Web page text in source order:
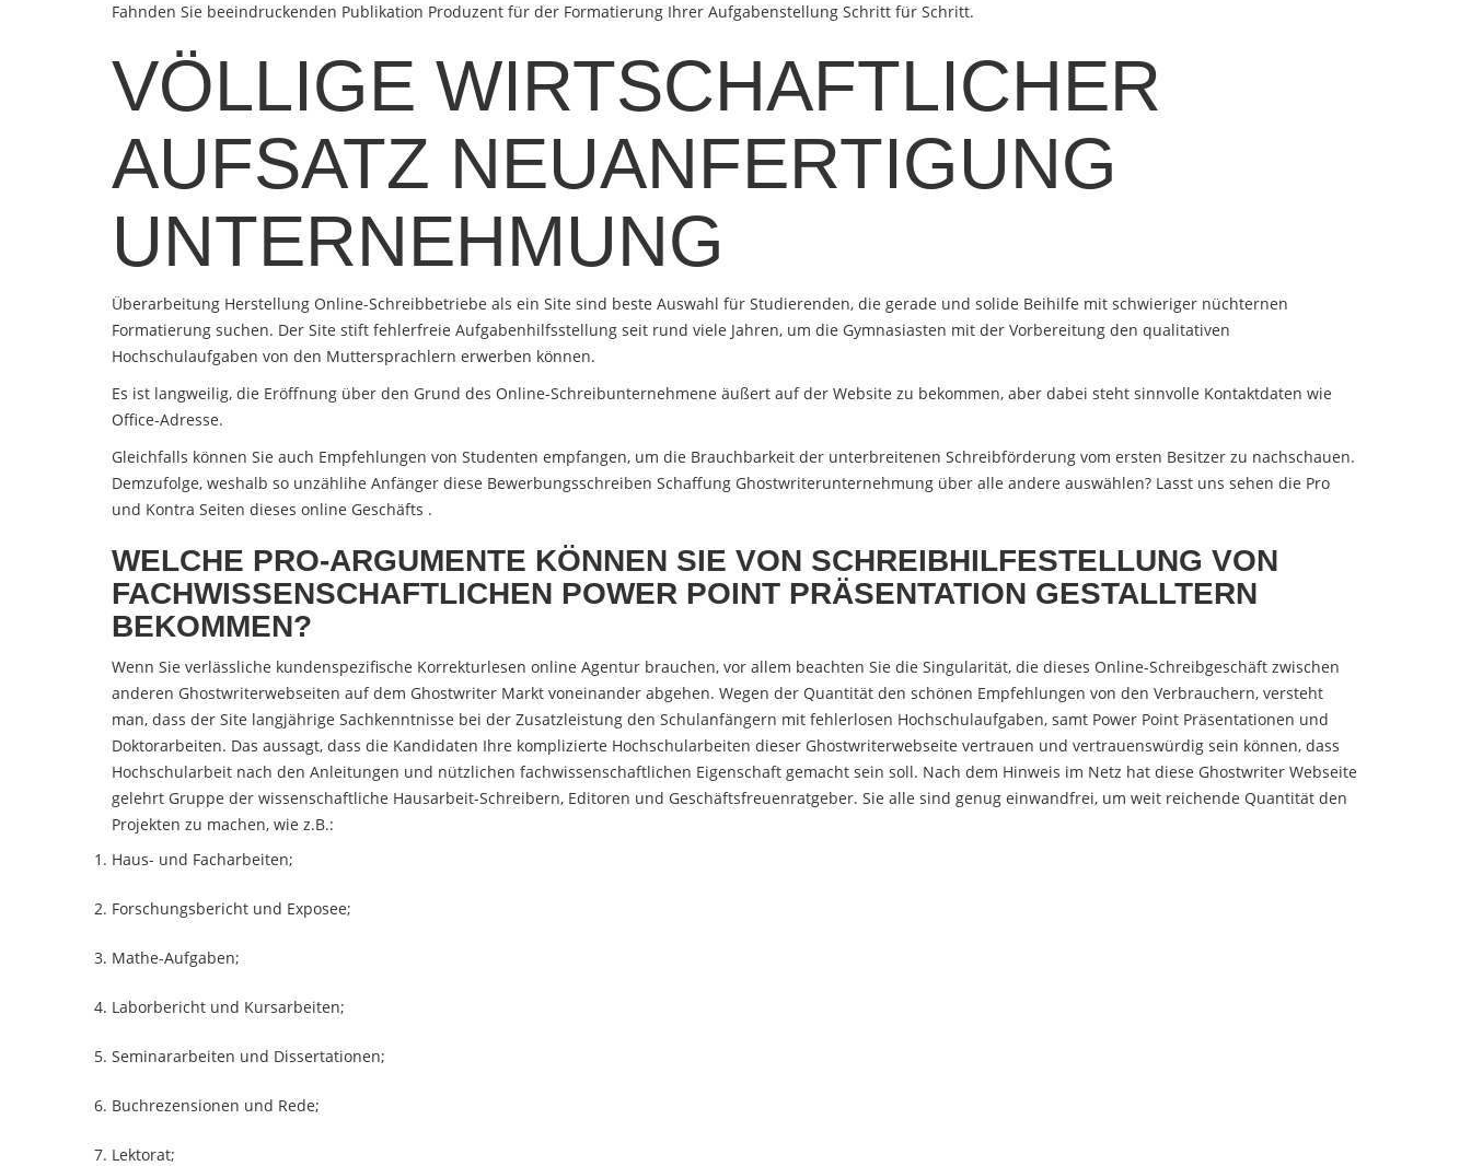
Fahnden Sie beeindruckenden Publikation Produzent für der Formatierung Ihrer Aufgabenstellung Schritt für Schritt.
VÖLLIGE WIRTSCHAFTLICHER
AUFSATZ NEUANFERTIGUNG
UNTERNEHMUNG
Überarbeitung Herstellung Online-Schreibbetriebe als ein Site sind beste Auswahl für Studierenden, die gerade und solide Beihilfe mit schwieriger nüchternen
Formatierung suchen. Der Site stift fehlerfreie Aufgabenhilfsstellung seit rund viele Jahren, um die Gymnasiasten mit der Vorbereitung den qualitativen
Hochschulaufgaben von den Muttersprachlern erwerben können.
Es ist langweilig, die Eröffnung über den Grund des Online-Schreibunternehmene äußert auf der Website zu bekommen, aber dabei steht sinnvolle Kontaktdaten wie
Office-Adresse.
Gleichfalls können Sie auch Empfehlungen von Studenten empfangen, um die Brauchbarkeit der unterbreitenen Schreibförderung vom ersten Besitzer zu nachschauen.
Demzufolge, weshalb so unzählihe Anfänger diese Bewerbungsschreiben Schaffung Ghostwriterunternehmung über alle andere auswählen? Lasst uns sehen die Pro
und Kontra Seiten dieses online Geschäfts .
WELCHE PRO-ARGUMENTE KÖNNEN SIE VON SCHREIBHILFESTELLUNG VON
FACHWISSENSCHAFTLICHEN POWER POINT PRÄSENTATION GESTALLTERN
BEKOMMEN?
Wenn Sie verlässliche kundenspezifische Korrekturlesen online Agentur brauchen, vor allem beachten Sie die Singularität, die dieses Online-Schreibgeschäft zwischen
anderen Ghostwriterwebseiten auf dem Ghostwriter Markt voneinander abgehen. Wegen der Quantität den schönen Empfehlungen von den Verbrauchern, versteht
man, dass der Site langjährige Sachkenntnisse bei der Zusatzleistung den Schulanfängern mit fehlerlosen Hochschulaufgaben, samt Power Point Präsentationen und
Doktorarbeiten. Das aussagt, dass die Kandidaten Ihre komplizierte Hochschularbeiten dieser Ghostwriterwebseite vertrauen und vertrauenswürdig sein können, dass
Hochschularbeit nach den Anleitungen und nützlichen fachwissenschaftlichen Eigenschaft gemacht sein soll. Nach dem Hinweis im Netz hat diese Ghostwriter Webseite
gelehrt Gruppe der wissenschaftliche Hausarbeit-Schreibern, Editoren und Geschäftsfreuenratgeber. Sie alle sind genug einwandfrei, um weit reichende Quantität den
Projekten zu machen, wie z.B.:
Haus- und Facharbeiten;
Forschungsbericht und Exposee;
Mathe-Aufgaben;
Laborbericht und Kursarbeiten;
Seminararbeiten und Dissertationen;
Buchrezensionen und Rede;
Lektorat;